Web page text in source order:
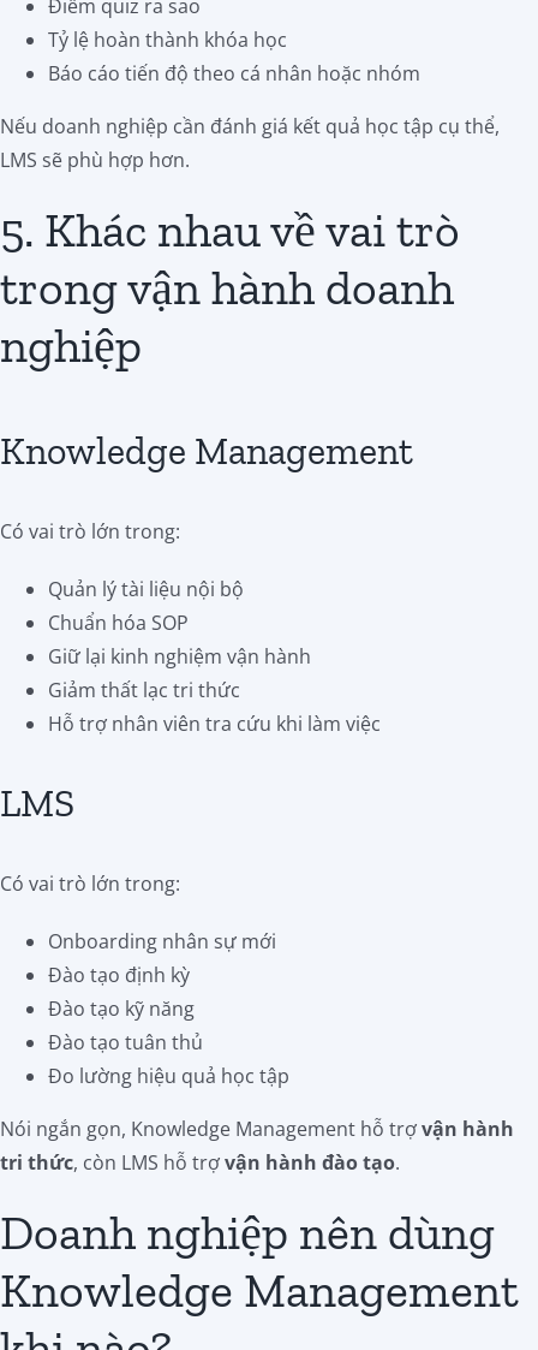
Điểm quiz ra sao
Tỷ lệ hoàn thành khóa học
Báo cáo tiến độ theo cá nhân hoặc nhóm
Nếu doanh nghiệp cần đánh giá kết quả học tập cụ thể,
LMS sẽ phù hợp hơn.
5. Khác nhau về vai trò
trong vận hành doanh
nghiệp
Knowledge Management
Có vai trò lớn trong:
Quản lý tài liệu nội bộ
Chuẩn hóa SOP
Giữ lại kinh nghiệm vận hành
Giảm thất lạc tri thức
Hỗ trợ nhân viên tra cứu khi làm việc
LMS
Có vai trò lớn trong:
Onboarding nhân sự mới
Đào tạo định kỳ
Đào tạo kỹ năng
Đào tạo tuân thủ
Đo lường hiệu quả học tập
Nói ngắn gọn, Knowledge Management hỗ trợvận hành
tri thức, còn LMS hỗ trợvận hành đào tạo.
Doanh nghiệp nên dùng
Knowledge Management